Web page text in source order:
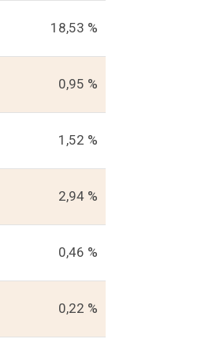
18,53 %
0,95 %
1,52 %
2,94 %
0,46 %
0,22 %